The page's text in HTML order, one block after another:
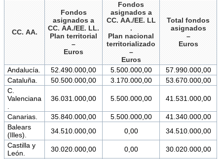
CC. AA.
Fondos
asignados a
CC. AA./EE. LL.
Plan territorial
–
Euros
Fondos
asignados a
CC. AA./EE. LL
.
Plan nacional
territorializado
–
Euros
Total fondos
asignados
–
Euros
Andalucía. 52.490.000,00 5.500.000,00
57.990.000,00
Cataluña.
50.500.000,00 3.170.000,00
53.670.000,00
C.
Valenciana
.
36.031.000,00 5.500.000,00 41.531.000,00
Canarias. 35.840.000,00 5.500.000,00
41.340.000,00
Balears
(Illes).
34.510.000,00 0,00
34.510.000,00
Castilla y
León.
30.020.000,00 0,00
30.020.000,00